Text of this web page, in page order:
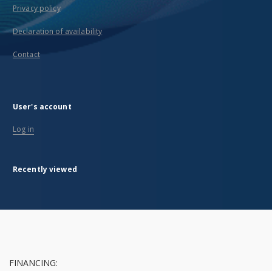
Privacy policy
Declaration of availability
Contact
User's account
Log in
Recently viewed
FINANCING: